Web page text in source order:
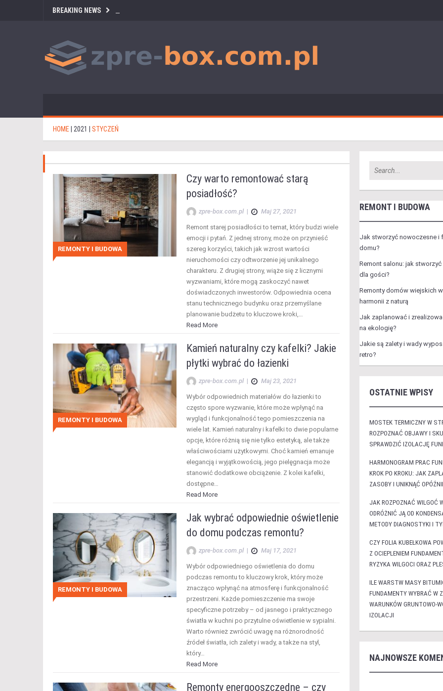
BREAKING NEWS
HOME 2021 STYCZEŃ
REMONTY I BUDOWA
Czy warto remontować starą
posiadłość?
zpre-box.com.pl | Maj 27, 2021
Remont starej posiadłości to temat, który budzi wiele
emocji i pytań. Z jednej strony, może on przynieść
szereg korzyści, takich jak wzrost wartości
nieruchomości czy odtworzenie jej unikalnego
charakteru. Z drugiej strony, wiąże się z licznymi
wyzwaniami, które mogą zaskoczyć nawet
doświadczonych inwestorów. Odpowiednia ocena
stanu technicznego budynku oraz przemyślane
planowanie budżetu to kluczowe kroki,…
Read More
REMONTY I BUDOWA
Kamień naturalny czy kafelki? Jakie
płytki wybrać do łazienki
zpre-box.com.pl | Maj 23, 2021
Wybór odpowiednich materiałów do łazienki to
często spore wyzwanie, które może wpłynąć na
wygląd i funkcjonalność tego pomieszczenia na
wiele lat. Kamień naturalny i kafelki to dwie popularne
opcje, które różnią się nie tylko estetyką, ale także
właściwościami użytkowymi. Choć kamień emanuje
elegancją i wyjątkowością, jego pielęgnacja może
stanowić dodatkowe obciążenie. Z kolei kafelki,
dostępne…
Read More
REMONTY I BUDOWA
Jak wybrać odpowiednie oświetlenie
do domu podczas remontu?
zpre-box.com.pl | Maj 17, 2021
Wybór odpowiedniego oświetlenia do domu
podczas remontu to kluczowy krok, który może
znacząco wpłynąć na atmosferę i funkcjonalność
przestrzeni. Każde pomieszczenie ma swoje
specyficzne potrzeby – od jasnego i praktycznego
światła w kuchni po przytulne oświetlenie w sypialni.
Warto również zwrócić uwagę na różnorodność
źródeł światła, ich zalety i wady, a także na styl,
który…
Read More
Remonty energooszczędne – czy
REMONT I BUDOWA
Jak stworzyć nowoczesne i
domu?
Remont salonu: jak
dla gości?
Remonty domów wiejskich
harmonii z naturą
Jak zaplanować i
na ekologię?
Jakie są zalety i wady
retro?
OSTATNIE WPISY
MOSTEK TERMICZNY W
ROZPOZNAĆ OBJAWY I
SPRAWDZIĆ IZOLACJĘ
HARMONOGRAM PRAC
KROK PO KROKU: JAK
ZASOBY I UNIKNĄĆ
JAK ROZPOZNAĆ WILGOĆ
ODRÓŻNIĆ JĄ OD
METODY DIAGNOSTYKI I
CZY FOLIA KUBEŁKOWA
Z OCIEPLENIEM
RYZYKA WILGOCI ORAZ
ILE WARSTW MASY
FUNDAMENTY WYBRAĆ W
WARUNKÓW GRUNTOWO-
IZOLACJI
NAJNOWSZE